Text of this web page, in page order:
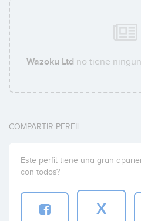
Wazoku Ltd no tiene
COMPARTIR PERFIL
Este perfil tiene una gran
con todos?
X